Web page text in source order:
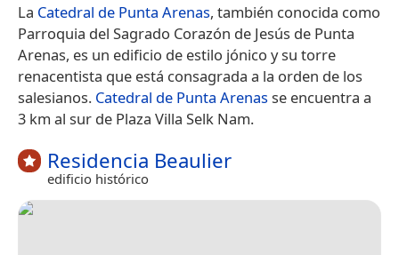
La Catedral de Punta Arenas, también conocida como
Parroquia del Sagrado Corazón de Jesús de Punta
Arenas, es un edificio de estilo jónico y su torre
renacentista que está consagrada a la orden de los
salesianos. Catedral de Punta Arenasse encuentra a
3 km al sur de Plaza Villa Selk Nam.
Residencia Beaulier
edificio histórico